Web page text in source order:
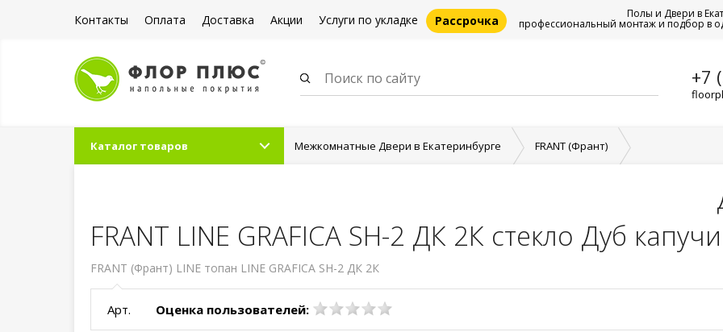
Контакты Оплата Доставка Акции Услуги по укладке Рассрочка Полы и Двери в
профессиональный монтаж и подбор в
+7
Каталог товаров Межкомнатные Двери в Екатеринбурге FRANT (Франт)
FRANT LINE GRAFICA SH-2 ДК 2К стекло Дуб
FRANT (Франт) LINE топан LINE GRAFICA SH-2 ДК 2К
Арт. Оценка пользователей: